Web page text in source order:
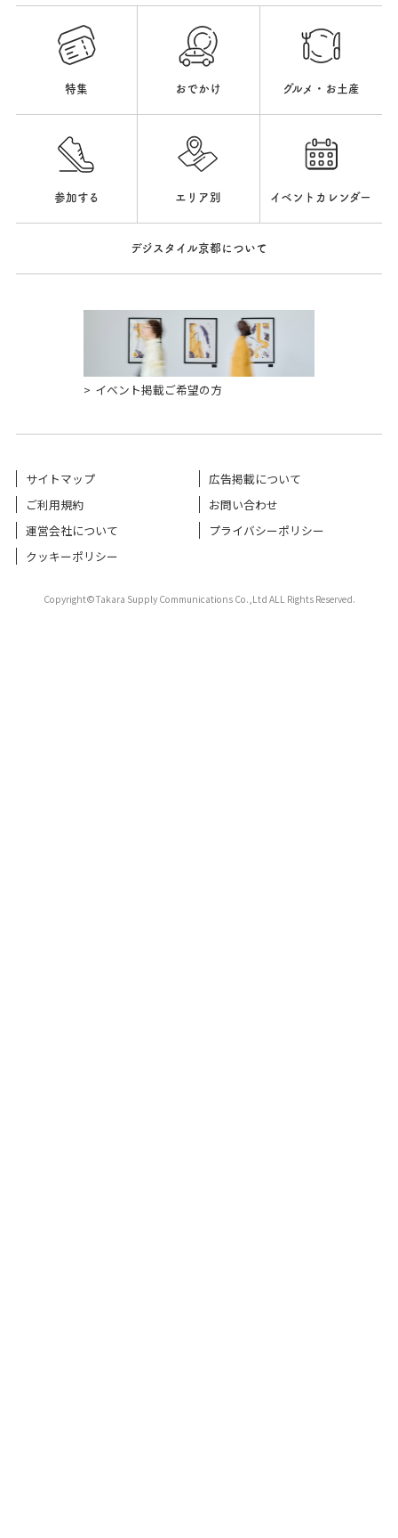
特集 おでかけ グルメ・お土産
参加する エリア別 イベントカレンダー
デジスタイル京都について
イベント掲載ご希望の方
サイトマップ
広告掲載について
ご利用規約
お問い合わせ
運営会社について
プライバシーポリシー
クッキーポリシー
Copyright©Takara Supply Communications Co.,Ltd ALL Rights Reserved.